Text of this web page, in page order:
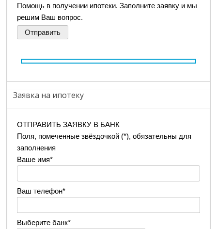
Помощь в получении ипотеки. Заполните заявку и мы
решим Ваш вопрос.
Заявка на ипотеку
ОТПРАВИТЬ ЗАЯВКУ В БАНК
Поля, помеченные звёздочкой (*), обязательны для
заполнения
Ваше имя*
Ваш телефон*
Выберите банк*